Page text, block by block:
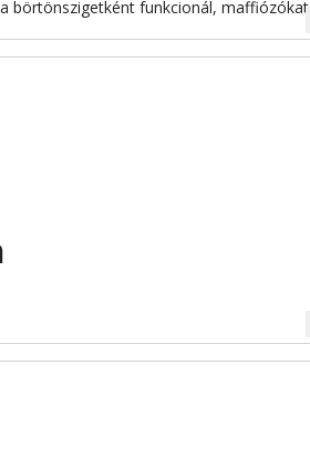
börtönszigetként funkcionál, maffiózókat